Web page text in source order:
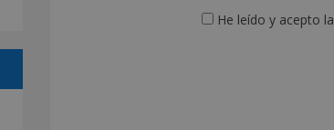
He leído y acepto la